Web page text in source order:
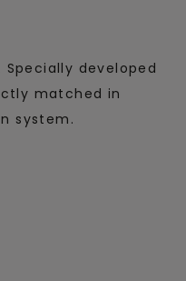
developed
matched in
system.